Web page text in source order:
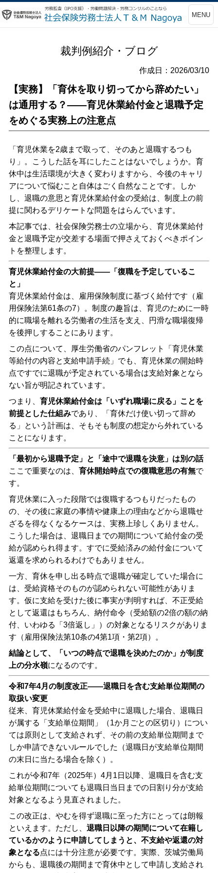
MENU
裁判例紹介・ブログ
作成日：2026/03/10
【実務】「育休を取り切ってから辞めたい」
は通用する？――育児休業給付金と退職予定
をめぐる実務上の注意点
「育児休業を2歳まで取って、そのあと退職するつも
り」。こうした話を耳にしたことはないでしょうか。育
休中は生活環境が大きく変わりますから、今後のキャリ
アについて悩むこと自体はごく自然なことです。しか
し、退職の意思と育児休業給付金の受給は、制度上の前
提に関わるデリケートな問題をはらんでいます。
本記事では、社会保険労務士の立場から、育児休業給付
金と退職予定が交差する場面で押さえておくべきポイン
トを整理します。
育児休業給付金の大前提――「復職を予定しているこ
と」
育児休業給付金は、雇用保険制度に基づく給付です（雇
用保険法第61条の7）。制度の趣旨は、育児のために一時
的に職場を離れる労働者の生活を支え、円滑な職場復帰
を後押しすることにあります。
この点について、厚生労働省のパンフレット「育児休業
等給付の内容と支給申請手続」でも、育児休業の開始時
点ですでに退職が予定されている場合は支給対象となら
ない旨が明記されています。
つまり、 育児休業給付金は「いずれ職場に戻る」ことを
前提とした仕組みであり、「育休だけ使い切って辞め
る」という計画は、そもそも制度の想定から外れている
ことになります。
「最初から退職予定」と「途中で退職を決意」は別の話
ここで重要なのは、 育休開始時点での復職意思の有無で
す。
育児休業に入った段階では復職するつもりだったもの
の、その後に家庭の事情や健康上の理由などから退職せ
ざるを得なくなるケースは、実務上珍しくありません。
こうした場合は、退職日までの期間について給付金の受
給が認められ得ます。すでに受給済みの給付金について
返還を求められるわけでもありません。
一方、育休を申し出る時点で退職が確定していた場合に
は、受給資格そのものが認められない可能性がありま
す。仮に支給を受けた後に事実が判明すれば、不正受給
として返還はもちろん、納付命令（受給額の2倍の額の納
付、いわゆる「3倍返し」）の対象となるリスクがありま
す（雇用保険法第10条の4第1項・第2項）。
結論として、「いつの時点で退職を決めたのか」が制度
上の分水嶺になるのです。
令和7年4月の制度改正――退職日を含む支給単位期間の
取扱い変更
従来、育児休業給付金を受給中に退職した場合、退職日
が属する「支給単位期間」（1か月ごとの区切り）につい
ては原則として支給されず、その前の支給単位期間まで
しか申請できないルールでした（退職日が支給単位期間
の末日に当たる場合を除く）。
これが令和7年（2025年）4月1日以降、退職日を含む支
給単位期間についても退職日当日までの日割り分が支給
対象となるよう見直されました。
この改正は、やむを得ず退職に至った方にとっては朗報
といえます。ただし、 退職日以降の期間について在籍し
ているかのように申請してしまうと、不支給や返還の対
象となる点には十分注意が必要です。実際、茨城労働局
からも、退職後の期間まで育休中として申請し支給され